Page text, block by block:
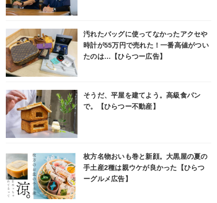
汚れたバッグに使ってなかったアクセや
時計が55万円で売れた！一番高値がつい
たのは…【ひらつー広告】
そうだ、平屋を建てよう。高級食パン
で。【ひらつー不動産】
枚方名物おいも巻と新顔。大黒屋の夏の
手土産2種は親ウケが良かった【ひらつ
ーグルメ広告】